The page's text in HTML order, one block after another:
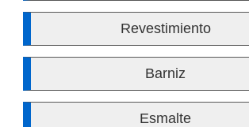
Revestimiento
Barniz
Esmalte